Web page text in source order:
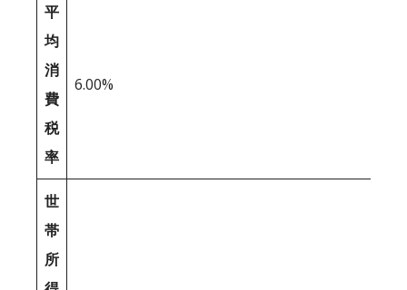
平
均
消
費
税
率
6.00%
世
帯
所